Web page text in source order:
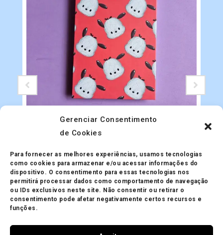
Gerenciar Consentimento
de Cookies
Para fornecer as melhores experiências, usamos tecnologias
como cookies para armazenar e/ou acessar informações do
dispositivo. O consentimento para essas tecnologias nos
permitirá processar dados como comportamento de navegação
ou IDs exclusivos neste site. Não consentir ou retirar o
consentimento pode afetar negativamente certos recursos e
funções.
Papelaria
Blocão A6 Sanrio
R$28.00